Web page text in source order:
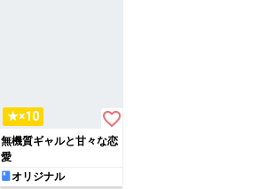
★×10 favorite_border
無機質ギャルと甘々な恋
愛
オリジナル